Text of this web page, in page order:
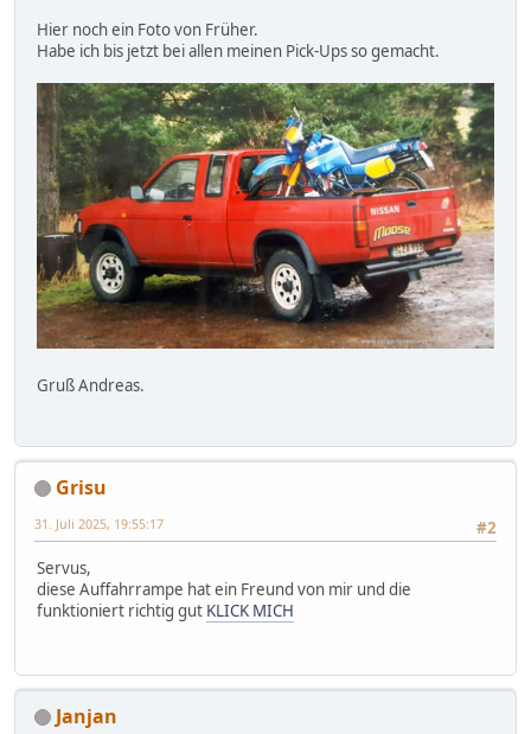
Hier noch ein Foto von Früher.
Habe ich bis jetzt bei allen meinen Pick-Ups so gemacht.
Gruß Andreas.
Grisu
#2
31. Juli 2025, 19:55:17
Servus,
diese Auffahrrampe hat ein Freund von mir und die
funktioniert richtig gut KLICK MICH
Janjan